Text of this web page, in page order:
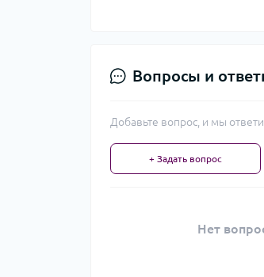
Вопросы и
Добавьте вопрос, и мы
+ Задать вопрос
Нет